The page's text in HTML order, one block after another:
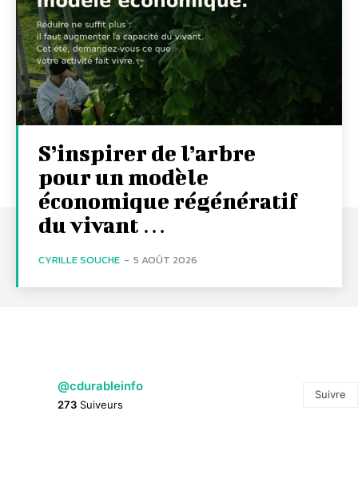
S’inspirer de l’arbre
pour un modèle
économique régénératif
du vivant …
CYRILLE SOUCHE - 5 AOÛT 2026
@cdurableinfo
273 Suiveurs
Suivre